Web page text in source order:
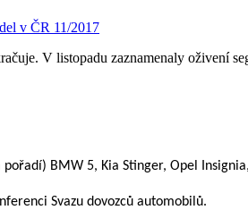
v ČR 11/2017
V listopadu zaznamenaly oživení
BMW 5, Kia Stinger, Opel
Svazu dovozců automobilů.